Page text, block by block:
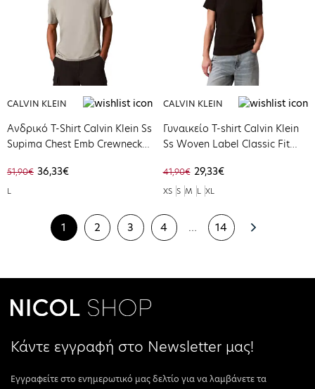
CALVIN KLEIN
Ανδρικό Τ-Shirt Calvin Klein Ss
Supima Chest Emb Crewneck
51,90€ 36,33€
L
CALVIN KLEIN
Γυναικείο T-shirt Calvin Klein
Ss Woven Label Classic Fit
41,90€ 29,33€
XS S M L XL
1 2 3 4 … 14
Κάντε εγγραφή στο Newsletter μας!
Εγγραφείτε στο ενημερωτικό μας δελτίο για να λαμβάνετε τα